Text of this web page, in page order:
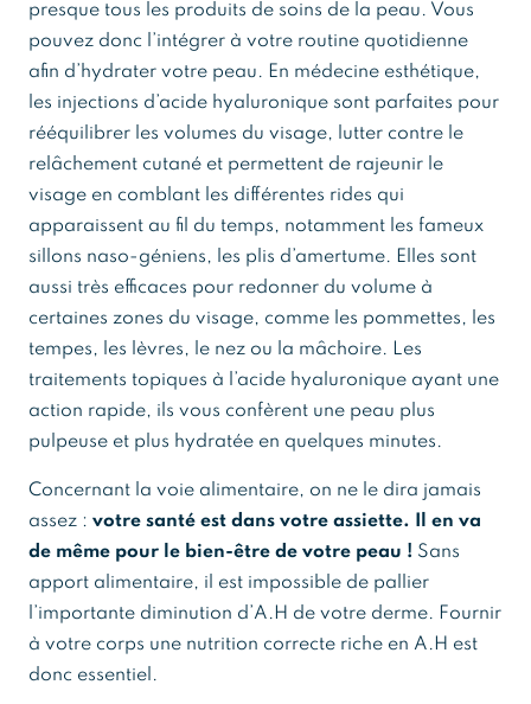
presque tous les produits de soins de la peau. Vous
pouvez donc l’intégrer à votre routine quotidienne
afin d’hydrater votre peau. En médecine esthétique,
les injections d’acide hyaluronique sont parfaites pour
rééquilibrer les volumes du visage, lutter contre le
relâchement cutané et permettent de rajeunir le
visage en comblant les différentes rides qui
apparaissent au fil du temps, notamment les fameux
sillons naso-géniens, les plis d’amertume. Elles sont
aussi très efficaces pour redonner du volume à
certaines zones du visage, comme les pommettes, les
tempes, les lèvres, le nez ou la mâchoire. Les
traitements topiques à l’acide hyaluronique ayant une
action rapide, ils vous confèrent une peau plus
pulpeuse et plus hydratée en quelques minutes.
Concernant la voie alimentaire, on ne le dira jamais
assez : votre santé est dans votre assiette. Il en va
de même pour le bien-être de votre peau ! Sans
apport alimentaire, il est impossible de pallier
l’importante diminution d’A.H de votre derme. Fournir
à votre corps une nutrition correcte riche en A.H est
donc essentiel.